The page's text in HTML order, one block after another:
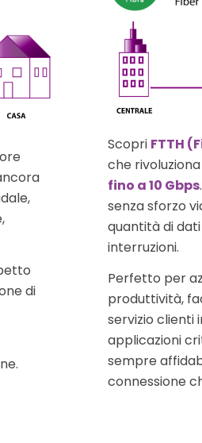
di
Scopri FTTH
che
fino a 10 Gbps
senza sforzo
quantità di
interruzioni.
Perfetto per
produttività,
servizio clienti
applicazioni
sempre
connessione